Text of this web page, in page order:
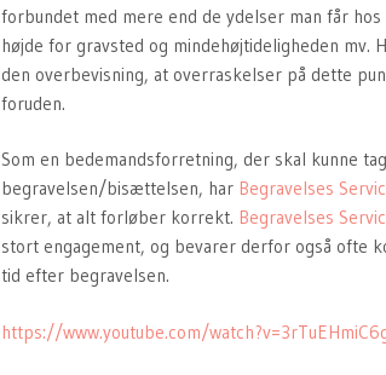
forbundet med mere end de ydelser man får
højde for gravsted og mindehøjtideligheden mv.
den overbevisning, at overraskelser på dette
foruden.
Som en bedemandsforretning, der skal kunne
begravelsen/bisættelsen, har Begravelses
sikrer, at alt forløber korrekt. Begravelses
stort engagement, og bevarer derfor også ofte
tid efter begravelsen.
https://www.youtube.com/